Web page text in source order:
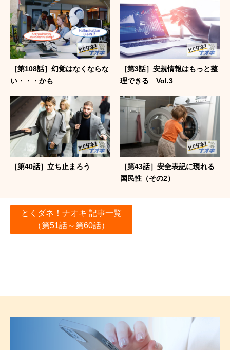
［第108話］幻覚はなくならな
い・・・かも
［第3話］安規情報はもっと整
理できる Vol.3
［第40話］立ち止まろう
［第43話］安全表記に現れる
国民性（その2）
とくダネ！ナオキ 記事一覧
（第51話～第60話）